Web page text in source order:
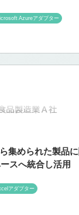
Azureアダプター
集められた製品
スへ統合し活用
アダプター